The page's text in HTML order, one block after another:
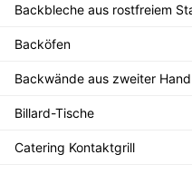
Backbleche aus rostfreiem
Backöfen
Backwände aus zweiter Hand
Billard-Tische
Catering Kontaktgrill